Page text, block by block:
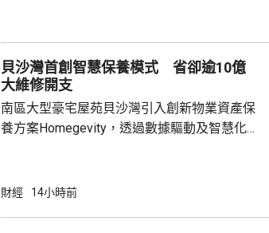
貝沙灣首創智慧保養模式 省卻逾10億
大維修開支
南區大型豪宅屋苑貝沙灣引入創新物業資產保
養方案Homegevity，透過數據驅動及智慧化
成為全港首個採用此模式的住宅屋苑。 貝沙灣
財經 14小時前